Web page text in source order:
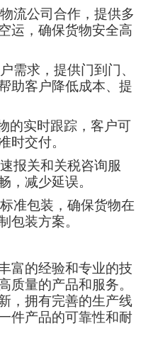
流公司合作，提供多
运，确保货物安全高
需求，提供门到门、
助客户降低成本、提
的实时跟踪，客户可
时交付。
报关和关税咨询服
，减少延误。
准包装，确保货物在
包装方案。
富的经验和专业的技
质量的产品和服务。
，拥有完善的生产线
件产品的可靠性和耐